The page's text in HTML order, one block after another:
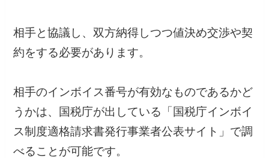
相手と協議し、双方納得しつつ値決め交渉や契
約をする必要があります。
相手のインボイス番号が有効なものであるかど
うかは、国税庁が出している「国税庁インボイ
ス制度適格請求書発行事業者公表サイト」で調
べることが可能です。